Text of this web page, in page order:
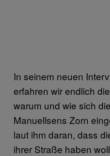
In seinem neuen
erfahren wir endlich
warum und wie sich
Manuellsens Zorn
laut ihm daran, dass
ihrer Straße haben